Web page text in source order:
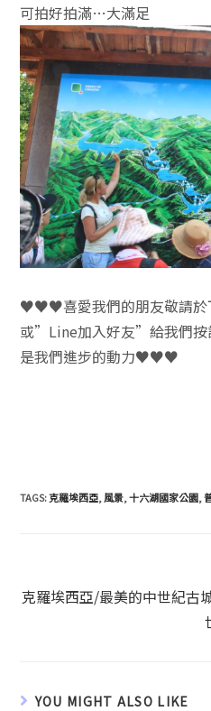
可拍好拍滿…大滿足
♥♥♥喜愛我們的朋友敬請於
或”Line加入好友”給我們按
是我們進步的動力♥♥♥
TAGS:克羅埃西亞, 風景, 十六湖國家公園,
克羅埃西亞/最美的中世紀古
YOU MIGHT ALSO LIKE